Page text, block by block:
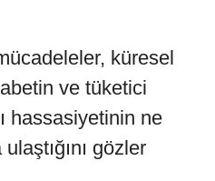
küresel
ve tüketici
hassasiyetinin ne
gözler